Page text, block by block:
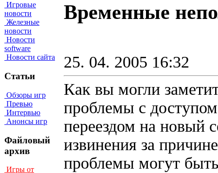
Игровые
новости
Железные
новости
Новости
software
Новости сайта
Статьи
Обзоры игр
Превью
Интервью
Анонсы игр
Файловый
архив
Игры от
Временные
25. 04. 2005 16:32
Как вы могли
проблемы с
переездом на новый
извинения за
проблемы могут